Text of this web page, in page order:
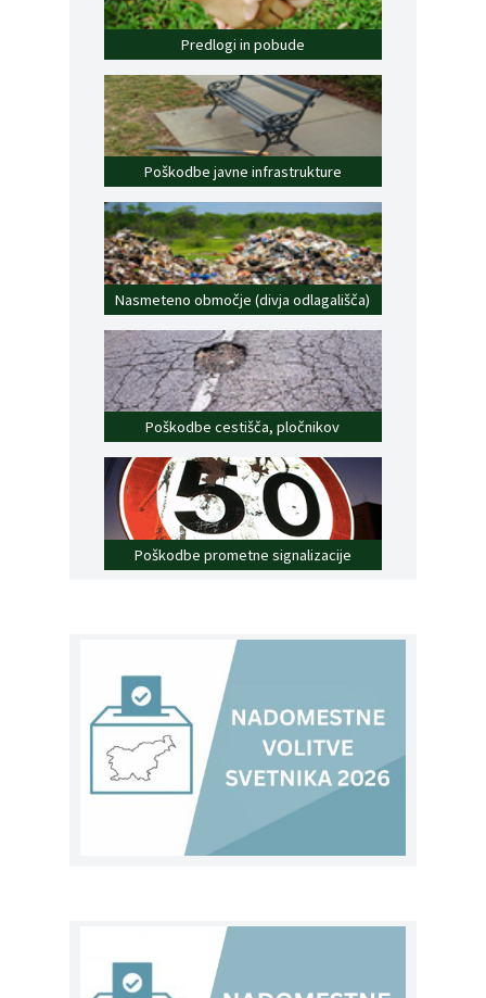
Predlogi in pobude
Poškodbe javne infrastrukture
Nasmeteno območje (divja odlagališča)
Poškodbe cestišča, pločnikov
Poškodbe prometne signalizacije